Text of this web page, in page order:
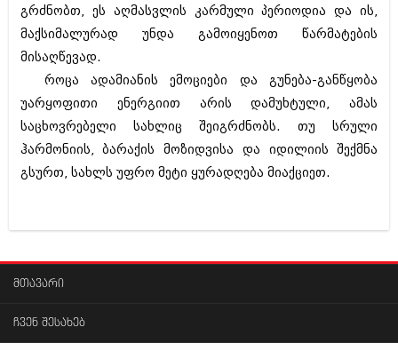
ნოემბერი 2013 (279)
ოქტომბერი 2013 (256)
სექტემბერი 2013 (368)
აგვისტო 2013 (89)
ივლისი 2013 (182)
ივნისი 2013 (212)
მაისი 2013 (259)
აპრილი 2013 (304)
თებერვალი 2013 (204)
ნოემბერი 2012 (295)
ივნისი 2012 (282)
გრძნობთ, ეს აღმასვლის კარმული პერიოდია და ის,
მაქსიმალურად უნდა გამოიყენოთ წარმატების
მისაღწევად.
როცა ადამიანის ემოციები და გუნება-განწყობა
უარყოფითი ენერგიით არის დამუხტული, ამას
საცხოვრებელი სახლიც შეიგრძნობს. თუ სრული
ჰარმონიის, ბარაქის მოზიდვისა და იდილიის შექმნა
გსურთ, სახლს უფრო მეტი ყურადღება მიაქციეთ.
მთავარი
ჩვენ შესახებ